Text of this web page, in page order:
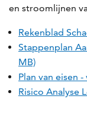
en stroomlijnen
Rekenblad
Stappenplan
MB)
Plan van eisen -
Risico Analyse